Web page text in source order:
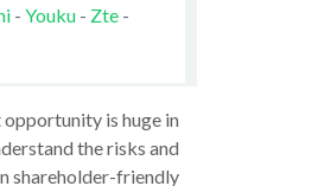
- Youku - Zte-
opportunity is huge in
the risks and
shareholder-friendly